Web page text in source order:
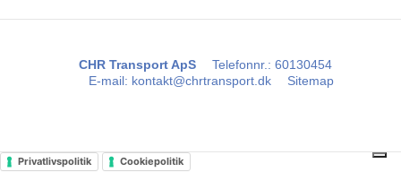
CHR Transport ApS Telefonnr.: 60130454
E-mail: kontakt@chrtransport.dk Sitemap
Privatlivspolitik Cookiepolitik